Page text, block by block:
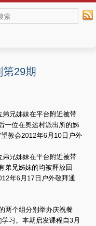
29期
兄姊妹在平台附近被带
一位在奥运村派出所的姊
教会2012年6月10日户外
兄姊妹在平台附近被带
弟兄姊妹的均被释放回
年6月17日户外敬拜通
两个组分别举办庆祝餐
习。本期启发课程自3月